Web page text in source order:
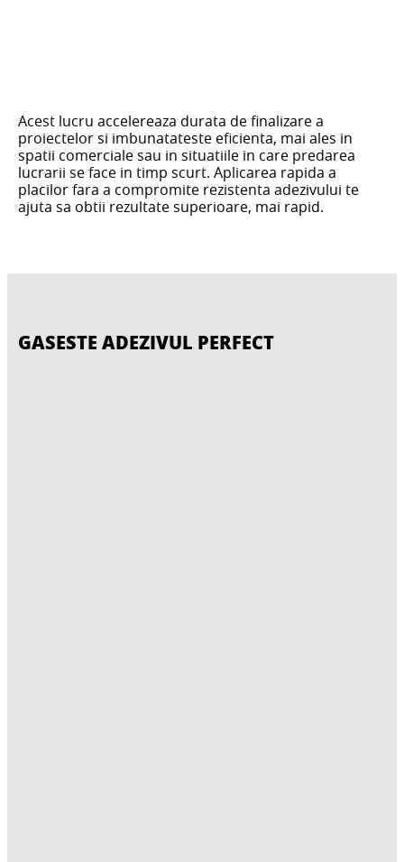
Acest lucru accelereaza durata de finalizare a
proiectelor si imbunatateste eficienta, mai ales in
spatii comerciale sau in situatiile in care predarea
lucrarii se face in timp scurt. Aplicarea rapida a
placilor fara a compromite rezistenta adezivului te
ajuta sa obtii rezultate superioare, mai rapid.
GASESTE ADEZIVUL PERFECT